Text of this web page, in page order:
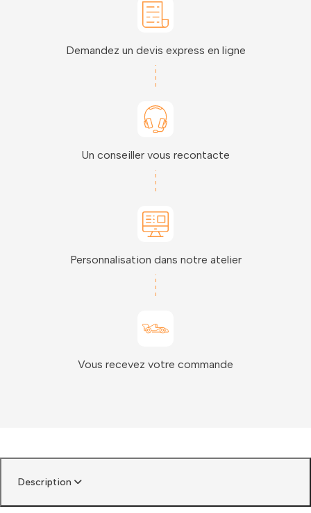
Demandez un devis express en ligne
Un conseiller vous recontacte
Personnalisation dans notre atelier
Vous recevez votre commande
Description